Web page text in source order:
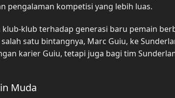
pengalaman kompetisi yang lebih luas.
klub terhadap generasi baru pemain
satu bintangnya, Marc Guiu, ke
karier Guiu, tetapi juga bagi tim
Muda